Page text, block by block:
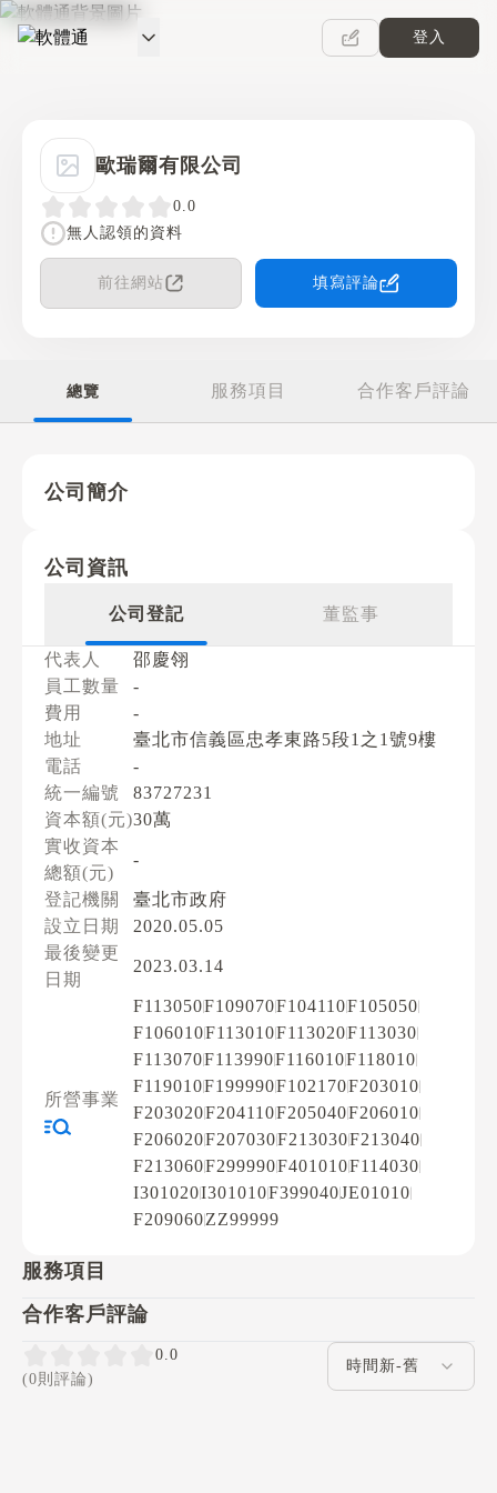
軟體通
登入
歐瑞爾有限公司
0.0
無人認領的資料
前往網站 填寫評論
總覽 服務項目 合作客戶評論
公司簡介
公司資訊
公司登記 董監事
代表人
邵慶翎
員工數量
-
費用
-
地址
臺北市信義區忠孝東路5段1之1號9樓
電話
-
統一編號
83727231
資本額(元)30萬
實收資本
總額(元)
-
登記機關
臺北市政府
設立日期
2020.05.05
最後變更
日期
2023.03.14
所營事業
F113050F109070F104110F105050
F106010F113010F113020F113030
F113070F113990F116010F118010
F119010F199990F102170F203010
F203020F204110F205040F206010
F206020F207030F213030F213040
F213060F299990F401010F114030
I301020I301010F399040JE01010
F209060ZZ99999
服務項目
合作客戶評論
0.0
(0則評論)
評論排序